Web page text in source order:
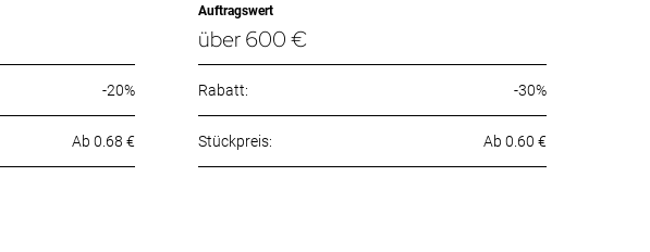
Auftragswert
über 600 €
-20% Rabatt: -30%
Ab 0.68 € Ab 0.60 €